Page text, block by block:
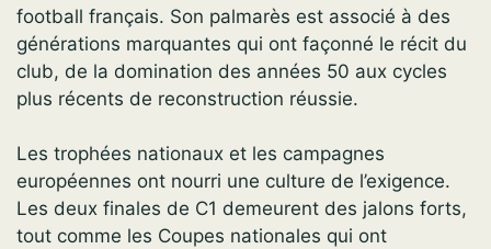
football français. Son palmarès est associé à des
générations marquantes qui ont façonné le récit du
club, de la domination des années 50 aux cycles
plus récents de reconstruction réussie.
Les trophées nationaux et les campagnes
européennes ont nourri une culture de l’exigence.
Les deux finales de C1 demeurent des jalons forts,
tout comme les Coupes nationales qui ont